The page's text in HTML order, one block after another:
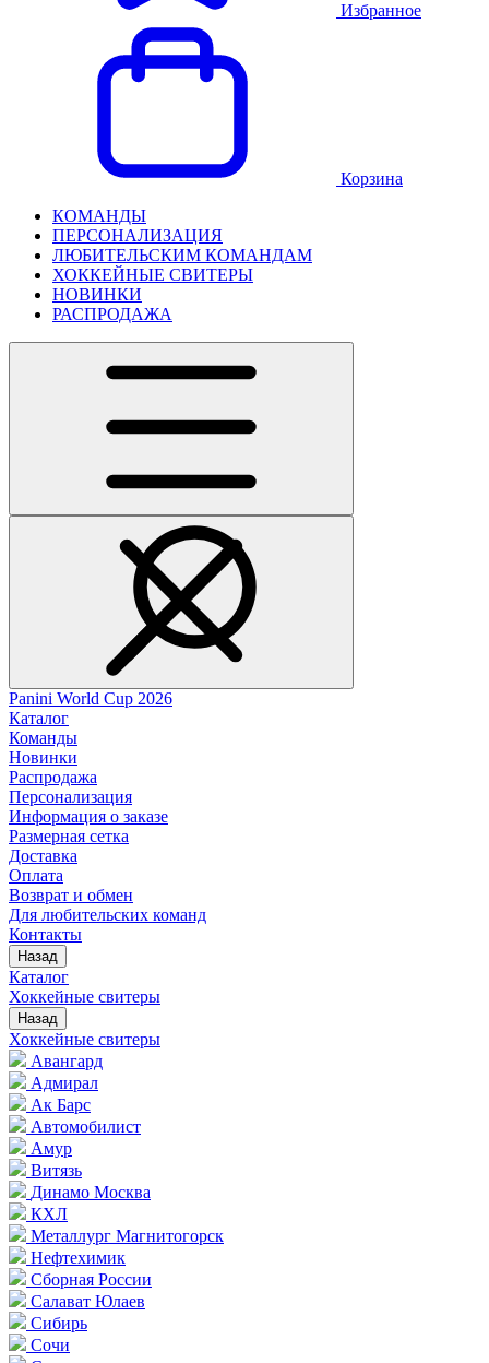
Избранное
Корзина
КОМАНДЫ
ПЕРСОНАЛИЗАЦИЯ
ЛЮБИТЕЛЬСКИМ КОМАНДАМ
ХОККЕЙНЫЕ СВИТЕРЫ
НОВИНКИ
РАСПРОДАЖА
Panini World Cup 2026
Каталог
Команды
Новинки
Распродажа
Персонализация
Информация о заказе
Размерная сетка
Доставка
Оплата
Возврат и обмен
Для любительских команд
Контакты
Назад
Каталог
Хоккейные свитеры
Назад
Хоккейные свитеры
Авангард
Адмирал
Ак Барс
Автомобилист
Амур
Витязь
Динамо Москва
КХЛ
Металлург Магнитогорск
Нефтехимик
Сборная России
Салават Юлаев
Сибирь
Сочи